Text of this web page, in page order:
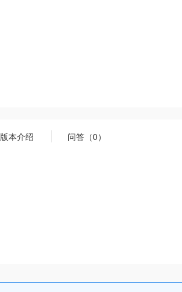
版本介绍 问答（0）